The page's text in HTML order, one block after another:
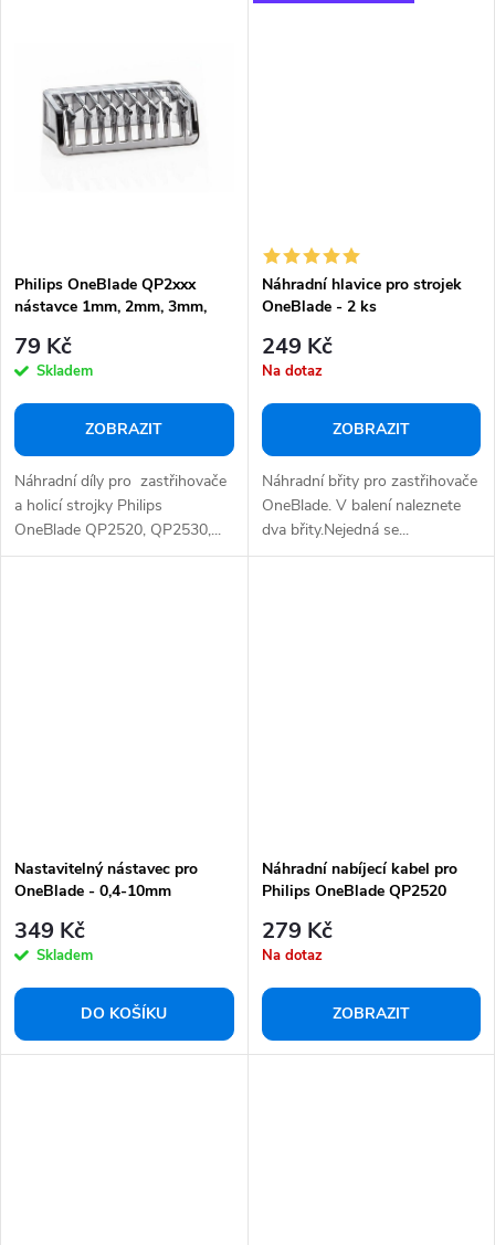
Philips OneBlade QP2xxx
nástavce 1mm, 2mm, 3mm,
79 Kč
Skladem
ZOBRAZIT
Náhradní díly pro zastřihovače
a holicí strojky Philips
OneBlade QP2520, QP2530,...
Náhradní hlavice pro strojek
OneBlade - 2 ks
249 Kč
Na dotaz
ZOBRAZIT
Náhradní břity pro zastřihovače
OneBlade. V balení naleznete
dva břity.Nejedná se...
Nastavitelný nástavec pro
OneBlade - 0,4-10mm
349 Kč
Skladem
DO KOŠÍKU
Náhradní nabíjecí kabel pro
Philips OneBlade QP2520
279 Kč
Na dotaz
ZOBRAZIT